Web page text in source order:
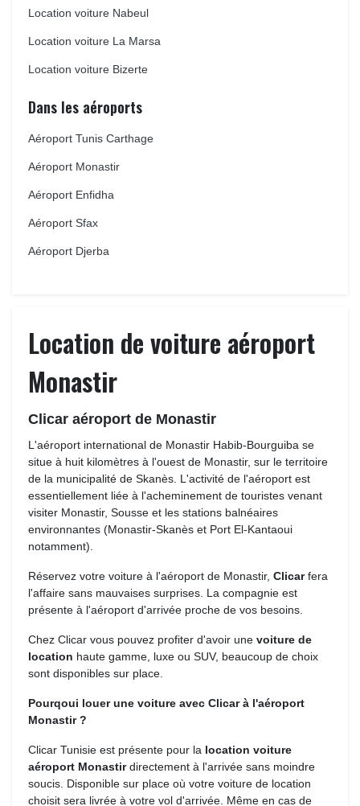
Location voiture Nabeul
Location voiture La Marsa
Location voiture Bizerte
Dans les aéroports
Aéroport Tunis Carthage
Aéroport Monastir
Aéroport Enfidha
Aéroport Sfax
Aéroport Djerba
Location de voiture aéroport
Monastir
Clicar aéroport de Monastir
L'aéroport international de Monastir Habib-Bourguiba se
situe à huit kilomètres à l'ouest de Monastir, sur le territoire
de la municipalité de Skanès. L'activité de l'aéroport est
essentiellement liée à l'acheminement de touristes venant
visiter Monastir, Sousse et les stations balnéaires
environnantes (Monastir-Skanès et Port El-Kantaoui
notamment).
Réservez votre voiture à l'aéroport de Monastir, Clicarfera
l'affaire sans mauvaises surprises. La compagnie est
présente à l'aéroport d'arrivée proche de vos besoins.
Chez Clicar vous pouvez profiter d'avoir une voiture de
location haute gamme, luxe ou SUV, beaucoup de choix
sont disponibles sur place.
Pourqoui louer une voiture avec Clicar à l'aéroport
Monastir ?
Clicar Tunisie est présente pour la location voiture
aéroport Monastirdirectement à l'arrivée sans moindre
soucis. Disponible sur place où votre voiture de location
choisit sera livrée à votre vol d'arrivée. Même en cas de